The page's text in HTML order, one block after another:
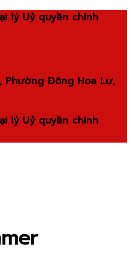
lý Uỷ quyền chính
Phường Đông Hoa Lư,
lý Uỷ quyền chính